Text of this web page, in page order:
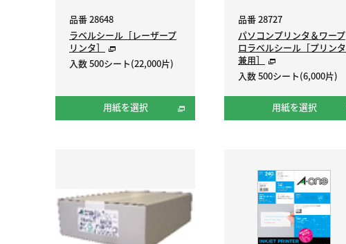
品番 28648
ラベルシール［レーザープ
リンタ］
入数 500シート(22,000片)
用紙を選択
品番 28727
パソコンプリンタ＆ワープ
ロラベルシール［プリンタ
兼用］
入数 500シート(6,000片)
用紙を選択